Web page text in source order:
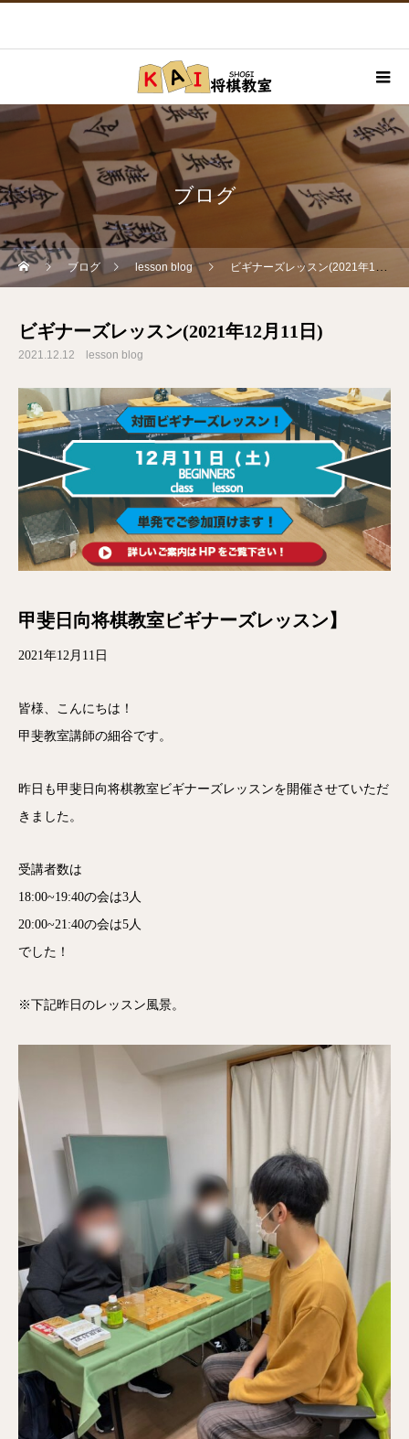
ブログ
ブログ lesson blog ビギナーズレッスン(2021年12月11日)
ビギナーズレッスン(2021年12月11日)
2021.12.12 lesson blog
甲斐日向将棋教室ビギナーズレッスン】
2021年12月11日
皆様、こんにちは！
甲斐教室講師の細谷です。
昨日も甲斐日向将棋教室ビギナーズレッスンを開催させていただ
きました。
受講者数は
18:00~19:40の会は3人
20:00~21:40の会は5人
でした！
※下記昨日のレッスン風景。